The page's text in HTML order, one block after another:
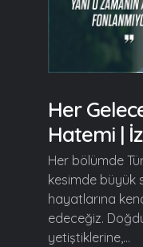
Her
Hatemi |
Her bölümde
kesimde büyük
hayatlarına
edeceğiz.
yetiştiklerine,...